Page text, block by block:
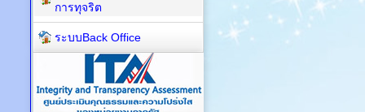
การทุจริต
ระบบBack Office